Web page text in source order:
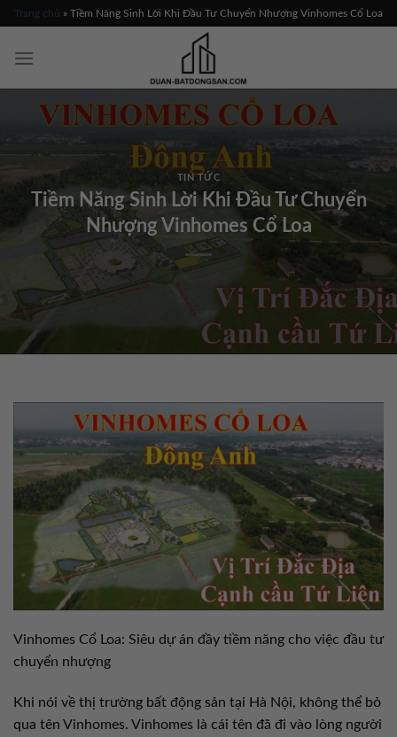
Skip
content
Trang chủ » Tiềm Năng Sinh Lời Khi Đầu Tư Chuyển Nhượng Vinhomes Cổ Loa
TIN TỨC
Tiềm Năng Sinh Lời Khi Đầu Tư Chuyển
Nhượng Vinhomes Cổ Loa
Vinhomes Cổ Loa: Siêu dự án đầy tiềm năng cho việc đầu tư
chuyển nhượng
Khi nói về thị trường bất động sản tại Hà Nội, không thể bỏ
qua tên Vinhomes. Vinhomes là cái tên đã đi vào lòng người